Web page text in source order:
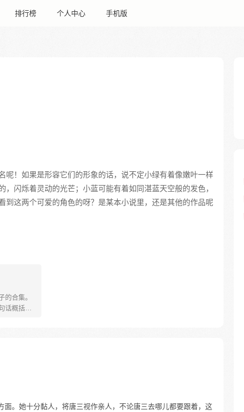
排行榜 个人中心 手机版
呢！如果是形容它们的形象的话，说不定小绿有着像嫩叶一样
，闪烁着灵动的光芒；小蓝可能有着如同湛蓝天空般的发色，
到这两个可爱的角色的呀？是某本小说里，还是其他的作品呢
的合集。
话概括。
面。她十分黏人，将唐三视作亲人，不论唐三去哪儿都要跟着，这